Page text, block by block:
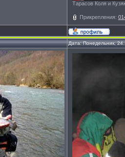
Тарасов Коля и
Прикрепления:
Дата: Понедельник,